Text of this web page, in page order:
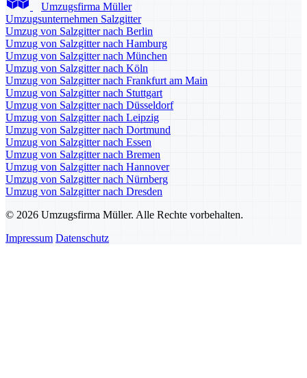
Umzugsfirma Müller
Umzugsunternehmen Salzgitter
Umzug von Salzgitter nach Berlin
Umzug von Salzgitter nach Hamburg
Umzug von Salzgitter nach München
Umzug von Salzgitter nach Köln
Umzug von Salzgitter nach Frankfurt am Main
Umzug von Salzgitter nach Stuttgart
Umzug von Salzgitter nach Düsseldorf
Umzug von Salzgitter nach Leipzig
Umzug von Salzgitter nach Dortmund
Umzug von Salzgitter nach Essen
Umzug von Salzgitter nach Bremen
Umzug von Salzgitter nach Hannover
Umzug von Salzgitter nach Nürnberg
Umzug von Salzgitter nach Dresden
© 2026 Umzugsfirma Müller. Alle Rechte vorbehalten.
Impressum Datenschutz